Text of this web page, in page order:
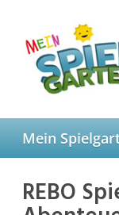
content
Mein
REBO